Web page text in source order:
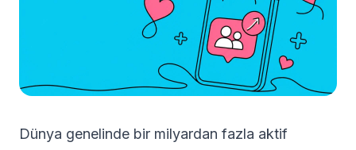
Dünya genelinde bir milyardan fazla aktif